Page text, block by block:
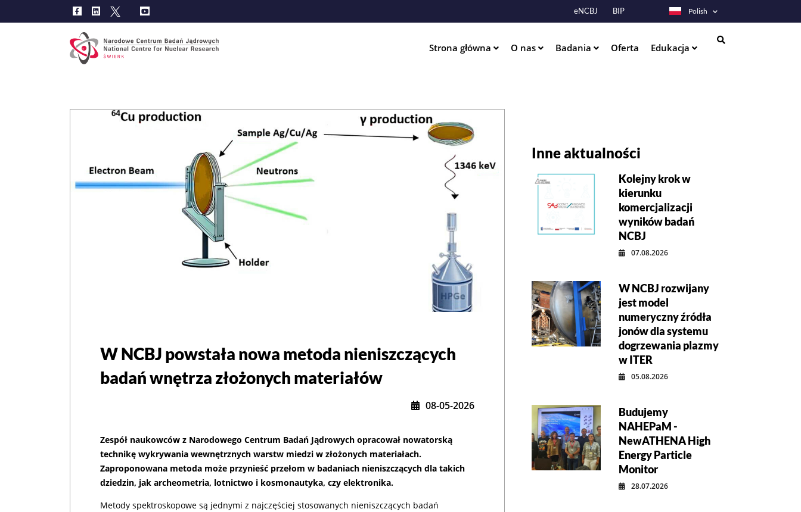
eNCBJ BIP Polish
Strona główna O nas Badania Oferta Edukacja
W NCBJ powstała nowa metoda nieniszczących
badań wnętrza złożonych materiałów
08-05-2026
Zespół naukowców z Narodowego Centrum Badań Jądrowych opracował nowatorską
technikę wykrywania wewnętrznych warstw miedzi w złożonych materiałach.
Zaproponowana metoda może przynieść przełom w badaniach nieniszczących dla takich
dziedzin, jak archeometria, lotnictwo i kosmonautyka, czy elektronika.
Metody spektroskopowe są jednymi z najczęściej stosowanych nieniszczących badań
Inne aktualności
Kolejny krok w
kierunku
komercjalizacji
wyników badań
NCBJ
07.08.2026
W NCBJ rozwijany
jest model
numeryczny źródła
jonów dla systemu
dogrzewania plazmy
w ITER
05.08.2026
Budujemy
NAHEPaM -
NewATHENA High
Energy Particle
Monitor
28.07.2026